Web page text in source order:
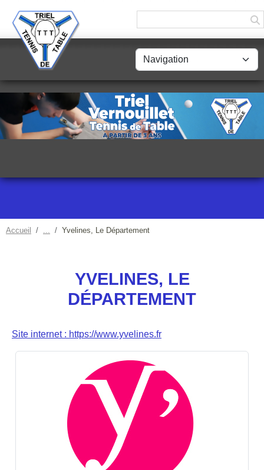
Accueil Yvelines, Le Département
YVELINES, LE
DÉPARTEMENT
Site internet : https://www.yvelines.fr